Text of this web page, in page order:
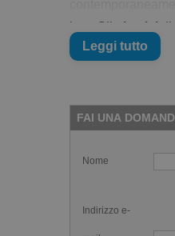
lato. Gli
elastici
Leggi tutto
FAI UNA
Nome
Indirizzo e-